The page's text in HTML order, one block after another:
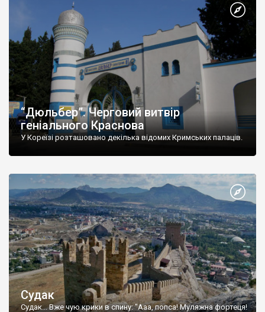
“Дюльбер”. Черговий витвір
геніального Краснова
У Кореїзі розташовано декілька відомих Кримських палаців.
Судак
Судак... Вже чую крики в спину: "Ааа, попса! Муляжна фортеця!